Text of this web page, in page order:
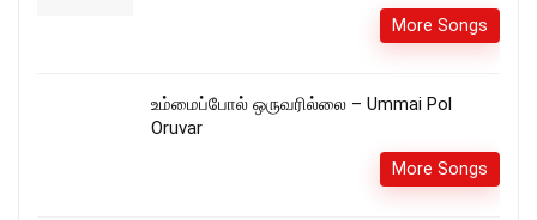
More Songs
உம்மைப்போல் ஒருவரில்லை – Ummai Pol
Oruvar
More Songs